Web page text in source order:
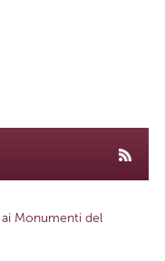
Monumenti del